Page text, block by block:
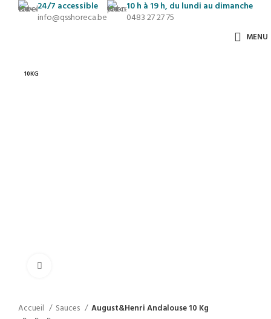
24/7 accessible
info@qsshoreca.be
10 h à 19 h, du lundi au dimanche
0483 27 27 75
MENU
10KG
Accueil Sauces August&Henri Andalouse 10 Kg